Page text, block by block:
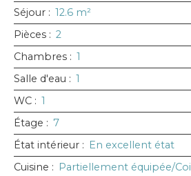
Séjour : 12.6 m²
Pièces : 2
Chambres : 1
Salle d'eau : 1
WC : 1
Étage : 7
État intérieur : En excellent état
Cuisine : Partiellement équipée/